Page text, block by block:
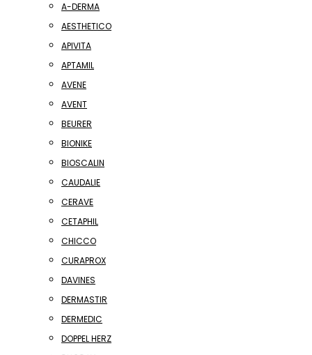
A-DERMA
AESTHETICO
APIVITA
APTAMIL
AVENE
AVENT
BEURER
BIONIKE
BIOSCALIN
CAUDALIE
CERAVE
CETAPHIL
CHICCO
CURAPROX
DAVINES
DERMASTIR
DERMEDIC
DOPPEL HERZ